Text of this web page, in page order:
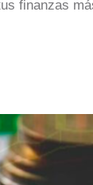
finanzas